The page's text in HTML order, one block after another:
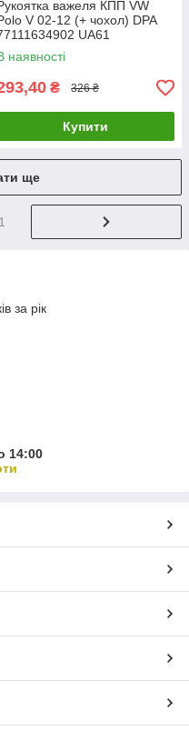
важеля КПП VW
V 02-12 (+ чохол) DPA
UA61
наявності
₴ 326 ₴
Купити
ще
за рік
14:00